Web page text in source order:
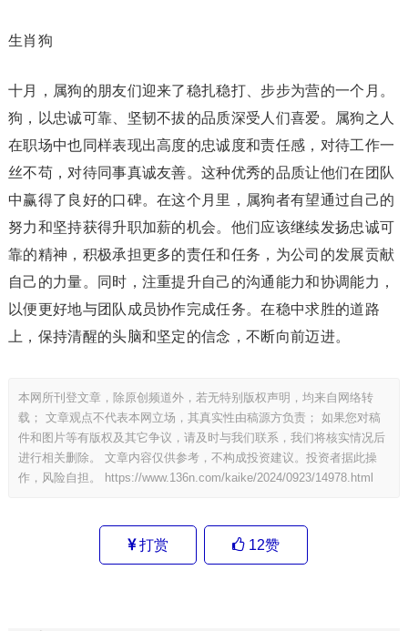
生肖狗
十月，属狗的朋友们迎来了稳扎稳打、步步为营的一个月。
狗，以忠诚可靠、坚韧不拔的品质深受人们喜爱。属狗之人
在职场中也同样表现出高度的忠诚度和责任感，对待工作一
丝不苟，对待同事真诚友善。这种优秀的品质让他们在团队
中赢得了良好的口碑。在这个月里，属狗者有望通过自己的
努力和坚持获得升职加薪的机会。他们应该继续发扬忠诚可
靠的精神，积极承担更多的责任和任务，为公司的发展贡献
自己的力量。同时，注重提升自己的沟通能力和协调能力，
以便更好地与团队成员协作完成任务。在稳中求胜的道路
上，保持清醒的头脑和坚定的信念，不断向前迈进。
本网所刊登文章，除原创频道外，若无特别版权声明，均来自网络转
载； 文章观点不代表本网立场，其真实性由稿源方负责； 如果您对稿
件和图片等有版权及其它争议，请及时与我们联系，我们将核实情况后
进行相关删除。 文章内容仅供参考，不构成投资建议。投资者据此操
作，风险自担。
https://www.136n.com/kaike/2024/0923/14978.html
打赏 12赞